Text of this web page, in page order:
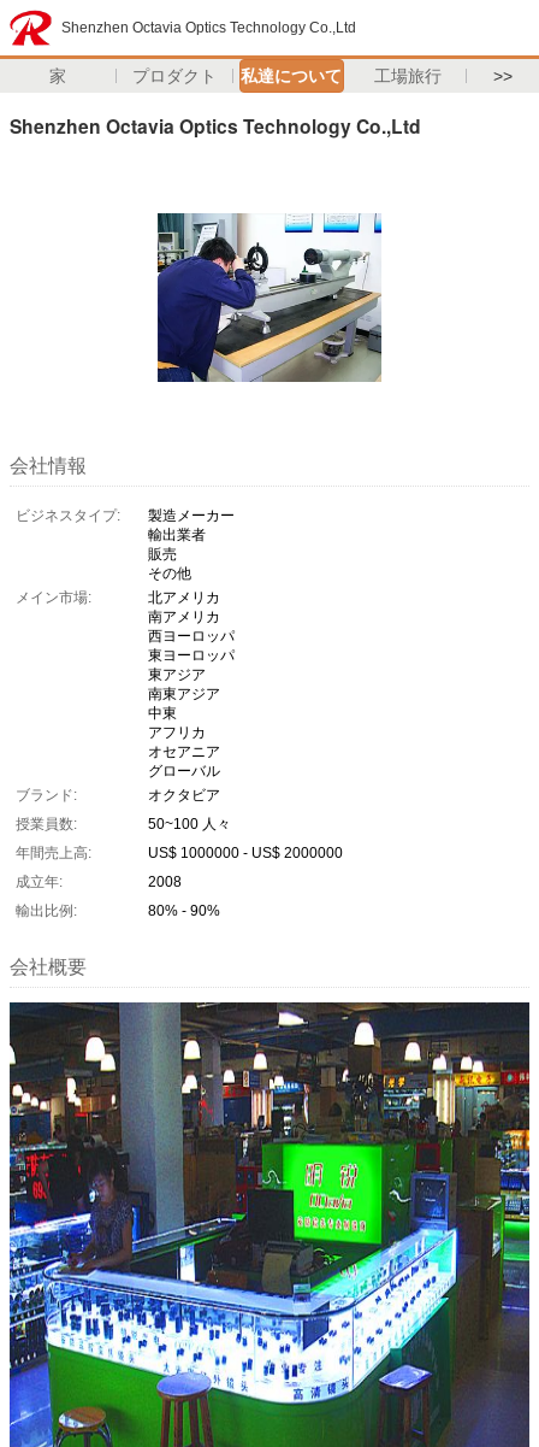
Shenzhen Octavia Optics Technology Co.,Ltd
家 プロダクト 私達について 工場旅行 >>
Shenzhen Octavia Optics Technology Co.,Ltd
会社情報
ビジネスタイプ:
製造メーカー
輸出業者
販売
その他
メイン市場:
北アメリカ
南アメリカ
西ヨーロッパ
東ヨーロッパ
東アジア
南東アジア
中東
アフリカ
オセアニア
グローバル
ブランド:
オクタビア
授業員数:
50~100 人々
年間売上高:
US$ 1000000 - US$ 2000000
成立年:
2008
輸出比例:
80% - 90%
会社概要